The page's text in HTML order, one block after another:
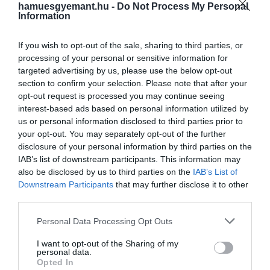
hamuesgyemant.hu - Do Not Process My Personal
Information
If you wish to opt-out of the sale, sharing to third parties, or
processing of your personal or sensitive information for
targeted advertising by us, please use the below opt-out
section to confirm your selection. Please note that after your
opt-out request is processed you may continue seeing
interest-based ads based on personal information utilized by
us or personal information disclosed to third parties prior to
your opt-out. You may separately opt-out of the further
disclosure of your personal information by third parties on the
IAB’s list of downstream participants. This information may
also be disclosed by us to third parties on the IAB’s List of
Downstream Participants that may further disclose it to other
Please note that this website/app uses one or more Google
not limited to your visit or usage behaviour. You may click to
grant or deny consent to Google and its third-party tags to
Personal Data Processing Opt Outs
I want to opt-out of the Sharing of my
personal data.
Opted In